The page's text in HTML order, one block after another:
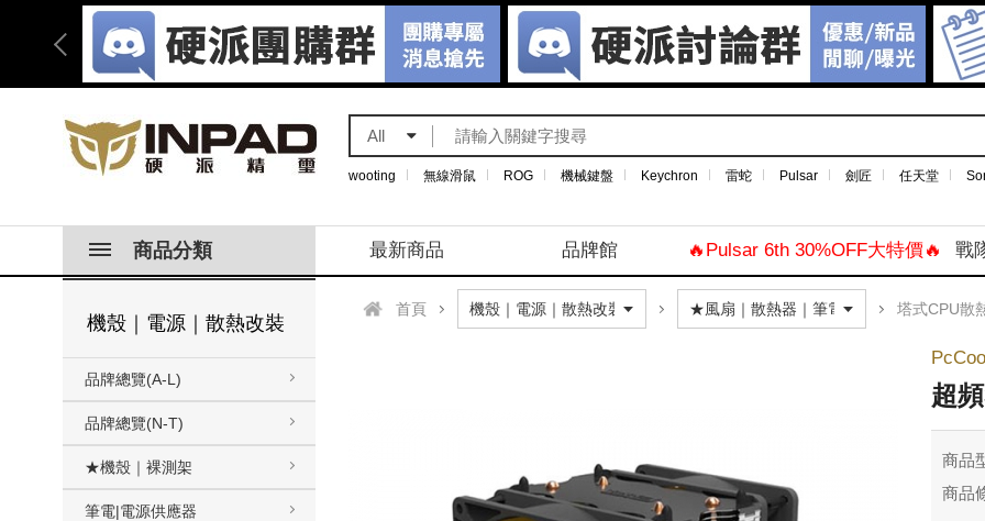
All
wooting 無線滑鼠 ROG 機械鍵盤 Keychron 雷蛇 Pulsar 劍匠 任天堂
商品分類 最新商品 品牌館 🔥Pulsar 6th 30%OFF大特價🔥 戰
機殼｜電源｜散熱改裝
品牌總覽(A-L)
品牌總覽(N-T)
★機殼｜裸測架
筆電|電源供應器
首頁 塔式CPU散
超
商品
商品